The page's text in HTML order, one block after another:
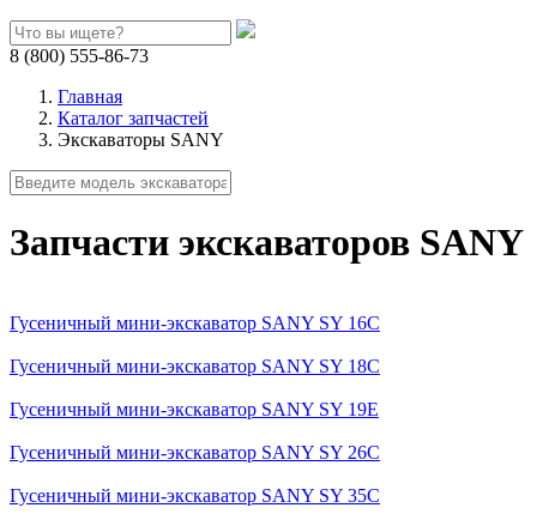
8 (800) 555-86-73
Главная
Каталог запчастей
Экскаваторы SANY
Запчасти экскаваторов SANY
Гусеничный мини-экскаватор SANY SY 16C
Гусеничный мини-экскаватор SANY SY 18C
Гусеничный мини-экскаватор SANY SY 19E
Гусеничный мини-экскаватор SANY SY 26C
Гусеничный мини-экскаватор SANY SY 35C